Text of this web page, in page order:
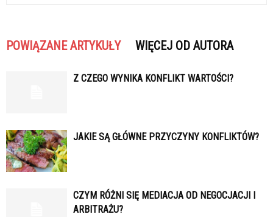
POWIĄZANE ARTYKUŁY WIĘCEJ OD AUTORA
Z CZEGO WYNIKA KONFLIKT WARTOŚCI?
JAKIE SĄ GŁÓWNE PRZYCZYNY KONFLIKTÓW?
CZYM RÓŻNI SIĘ MEDIACJA OD NEGOCJACJI I
ARBITRAŻU?